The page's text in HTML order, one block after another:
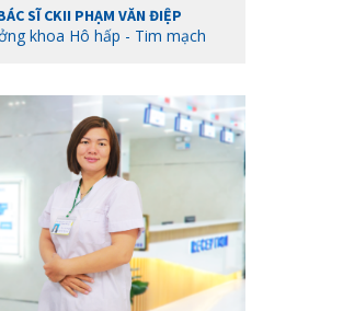
SĨ CKII PHẠM VĂN ĐIỆP
khoa Hô hấp - Tim mạch